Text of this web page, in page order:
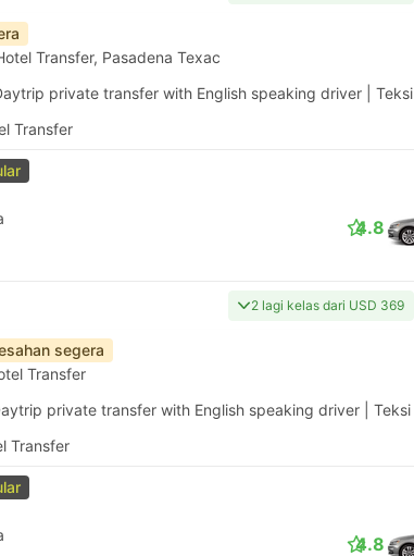
Transfer, Pasadena Texac
private transfer with English speaking driver Teksi
Transfer
4.8
2 lagi kelas dari USD 369
segera
Transfer
private transfer with English speaking driver Teksi
Transfer
4.8